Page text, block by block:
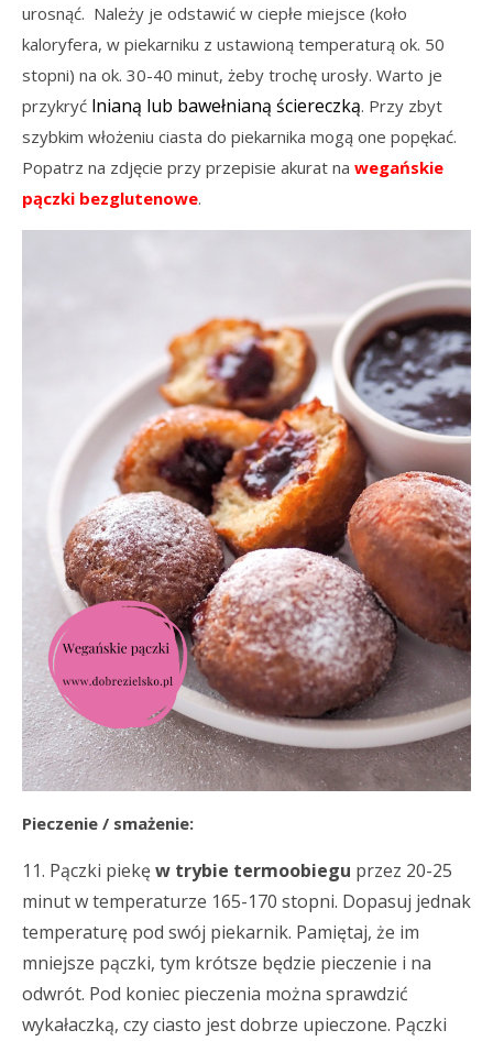
urosnąć. Należy je odstawić w ciepłe miejsce (koło
kaloryfera, w piekarniku z ustawioną temperaturą ok. 50
stopni) na ok. 30-40 minut, żeby trochę urosły. Warto je
przykryć lnianą lub bawełnianą ściereczką. Przy zbyt
szybkim włożeniu ciasta do piekarnika mogą one popękać.
Popatrz na zdjęcie przy przepisie akurat na wegańskie
pączki bezglutenowe.
Pieczenie / smażenie:
11. Pączki piekęw trybie termoobiegu przez 20-25
minut w temperaturze 165-170 stopni. Dopasuj jednak
temperaturę pod swój piekarnik. Pamiętaj, że im
mniejsze pączki, tym krótsze będzie pieczenie i na
odwrót. Pod koniec pieczenia można sprawdzić
wykałaczką, czy ciasto jest dobrze upieczone. Pączki